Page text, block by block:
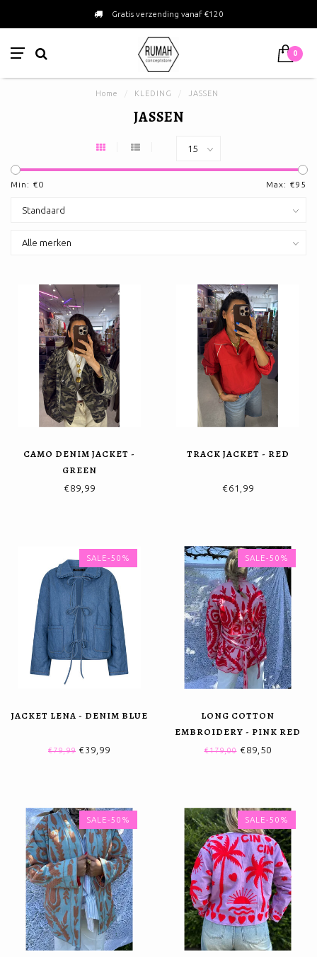
Gratis verzending vanaf €120
0
Home KLEDING JASSEN
JASSEN
Min: €0 Max: €95
CAMO DENIM JACKET -
GREEN
€89,99
TRACK JACKET - RED
€61,99
SALE-50%
JACKET LENA - DENIM BLUE
€79,99 €39,99
SALE-50%
LONG COTTON
EMBROIDERY - PINK RED
€179,00€89,50
SALE-50% SALE-50%